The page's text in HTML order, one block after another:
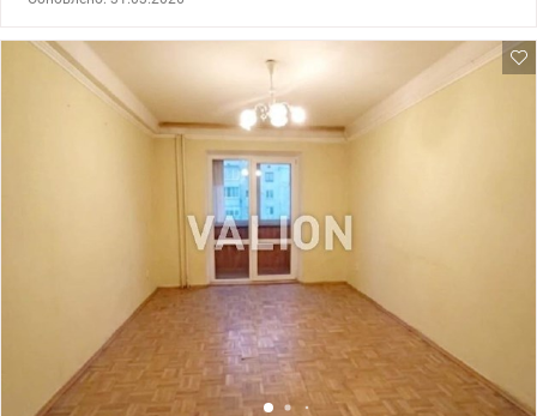
сделать квартиру с эксклюзивной индивидуальной
планировкой. • Территория закрытого типа, дом находится под
видеонаблюдением и охраной. Есть подземная парковая. • Дом
находится в удобном и уютном месте. Удобная и развитая
инфраструктура – школы, детские сады, супермаркеты,
транспортный узел. Железнодорожный вокзал и аэродром
Жуляны (5-10 минут) транспортом Цена 105 000 у.е. Звоните.
Быстро организуем показ. Андрей т.0679182169